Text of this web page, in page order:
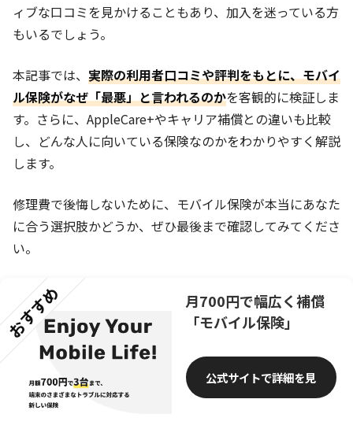
ィブな口コミを見かけることもあり、加入を迷っている方
もいるでしょう。
本記事では、 実際の利用者口コミや評判をもとに、モバイ
ル保険がなぜ「最悪」と言われるのかを客観的に検証しま
す。さらに、AppleCare+やキャリア補償との違いも比較
し、どんな人に向いている保険なのかをわかりやすく解説
します。
修理費で後悔しないために、モバイル保険が本当にあなた
に合う選択肢かどうか、ぜひ最後まで確認してみてくださ
い。
おすすめ
月700円で幅広く補償
「モバイル保険」
公式サイトで詳細を見